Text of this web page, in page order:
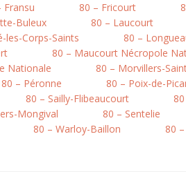
Fransu 80 – Fricourt
Buleux 80 – Laucourt
les-Corps-Saints
80 –
80 – Maucourt Nécropole
Nationale 80 – Morvillers-
80 – Péronne 80 – Poix-de-
80 – Sailly-Flibeaucourt
Mongival 80 – Sentelie
80 – Warloy-Baillon 80